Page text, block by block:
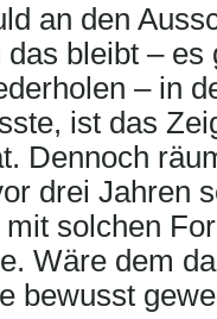
an den
bleibt –
– in
ist das
Dennoch
drei Jahren
solchen
Wäre dem
bewusst